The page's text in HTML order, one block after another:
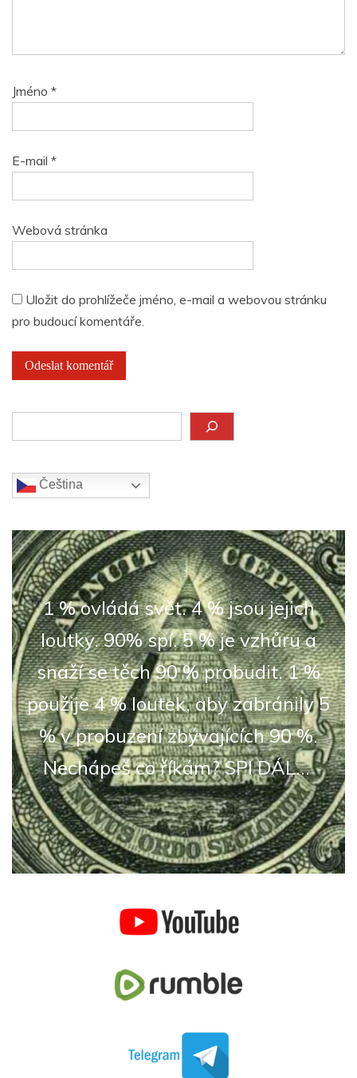
Jméno *
E-mail *
Webová stránka
Uložit do prohlížeče jméno, e-mail a webovou stránku
pro budoucí komentáře.
Čeština‎
1 % ovládá svět. 4 % jsou jejich
loutky. 90% spí. 5 % je vzhůru a
snaží se těch 90 % probudit. 1 %
použije 4 % loutek, aby zabránily 5
% v probuzení zbývajících 90 %.
Nechápeš co říkám? SPI DÁL...